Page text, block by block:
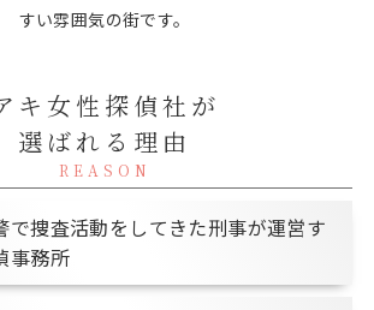
すい雰囲気の街です。
キ女性探偵社が
選ばれる理由
REASON
で捜査活動をしてきた刑事が運営す
事務所